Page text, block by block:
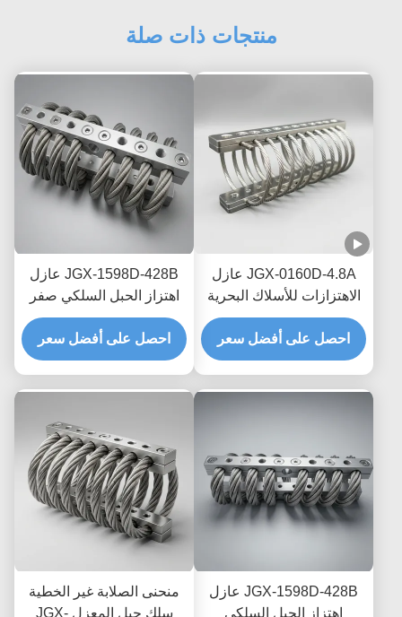
منتجات ذات صلة
JGX-0160D-4.8A عازل
الاهتزازات للأسلاك البحرية
البحرية الخالية من الصيانة
احصل على أفضل سعر
JGX-1598D-428B عازل
اهتزاز الحبل السلكي صفر
الزحف التخفيف الاحتكاك
الخالي من الزيت لحماية
النقل البحري العابر
احصل على أفضل سعر
JGX-1598D-428B عازل
اهتزاز الحبل السلكي
منحنى الصلابة غير الخطية
سلك حبل المعزل JGX-